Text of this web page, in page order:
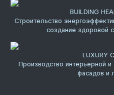
BUILDING
Строительство
создание здоровой
LUXURY
Производство интерьерной
фасадов и